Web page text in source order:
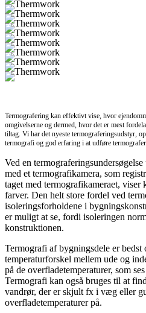
Termografering kan effektivt vise, hvor
omgivelserne og dermed, hvor det er mest
tiltag. Vi har det nyeste termograferingsudstyr,
termografi og god erfaring i at udføre
Ved en
med et termografikamera, som
taget med termografikameraet, viser
farver. Den helt store fordel ved
isoleringsforholdene i
er muligt at se, fordi isoleringen
konstruktionen.
Termografi af bygningsdele er bedst
temperaturforskel mellem ude og
på de overfladetemperaturer, som
Termografi kan også bruges til at
vandrør, der er skjult fx i væg eller
overfladetemperaturer på.